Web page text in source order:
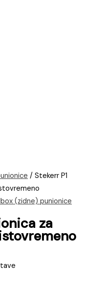
/ Stekerr P1
(zidne) punionice
za